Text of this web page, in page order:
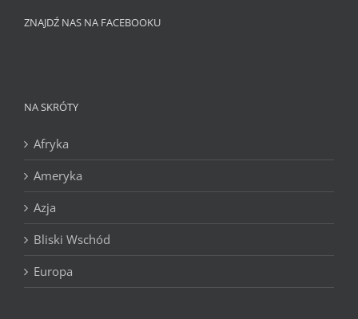
ZNAJDŹ NAS NA FACEBOOKU
NA SKRÓTY
Afryka
Ameryka
Azja
Bliski Wschód
Europa